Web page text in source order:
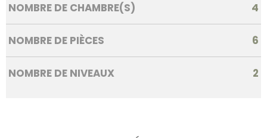
NOMBRE DE CHAMBRE(S) 4
NOMBRE DE PIÈCES 6
NOMBRE DE NIVEAUX 2